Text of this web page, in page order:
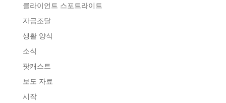
클라이언트 스포트라이트
자금조달
생활 양식
소식
팟캐스트
보도 자료
시작